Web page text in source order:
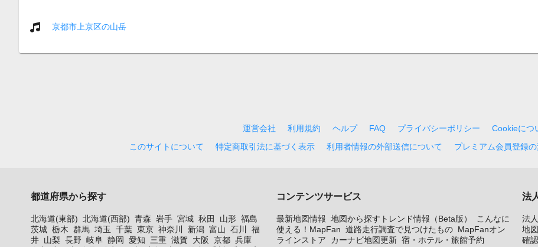
京都市上京区の山岳
運営会社 利用規約 ヘルプ FAQ プライバシーポリシー
Cookieにつ
このサイトについて
特定商取引法に基づく表示 利用者情報の外部送信について プレミアム会員登録
都道府県から探す
北海道(東部) 北海道(西部) 青森 岩手 宮城 秋田 山形 福島
茨城 栃木 群馬 埼玉 千葉 東京 神奈川 新潟 富山 石川
福
井 山梨 長野 岐阜 静岡 愛知 三重 滋賀 大阪 京都 兵庫
コンテンツサービス
最新地図情報 地図から探すトレンド情報（Beta版）
こんなに
使える！MapFan 道路走行調査で見つけたもの MapFanオン
ラインストア
カーナビ地図更新 宿・ホテル・旅館予約
法
法
地
確